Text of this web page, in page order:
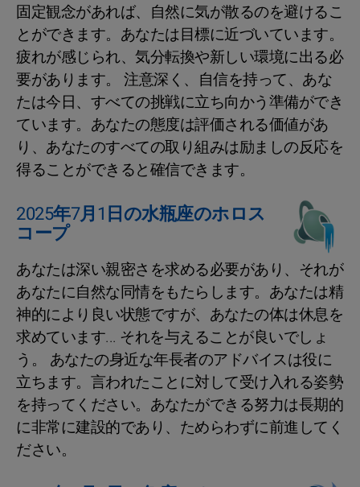
固定観念があれば、自然に気が散るのを避けるこ
とができます。あなたは目標に近づいています。
疲れが感じられ、気分転換や新しい環境に出る必
要があります。 注意深く、自信を持って、あな
たは今日、すべての挑戦に立ち向かう準備ができ
ています。あなたの態度は評価される価値があ
り、あなたのすべての取り組みは励ましの反応を
得ることができると確信できます。
2025年7月1日の水瓶座のホロス
コープ
あなたは深い親密さを求める必要があり、それが
あなたに自然な同情をもたらします。あなたは精
神的により良い状態ですが、あなたの体は休息を
求めています... それを与えることが良いでしょ
う。 あなたの身近な年長者のアドバイスは役に
立ちます。言われたことに対して受け入れる姿勢
を持ってください。あなたができる努力は長期的
に非常に建設的であり、ためらわずに前進してく
ださい。